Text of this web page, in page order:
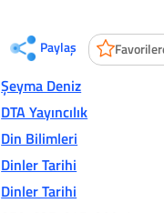
Paylaş
Şeyma Deniz
DTA Yayıncılık
Din Bilimleri
Dinler Tarihi
Dinler Tarihi